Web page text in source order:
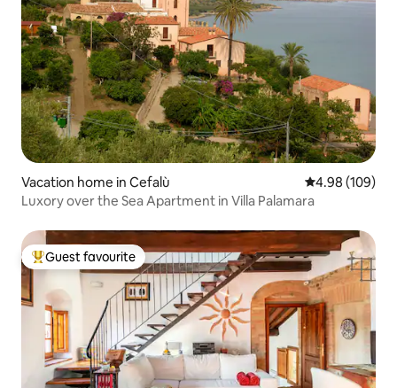
Vacation home in Cefalù 4.98 out of 5
4.98 (109)
Luxory over the Sea Apartment in Villa Palamara
Top guest favourite
Guest favourite